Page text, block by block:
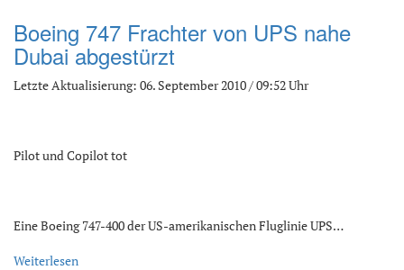
Boeing 747 Frachter von UPS nahe
Dubai abgestürzt
Letzte Aktualisierung: 06. September 2010 / 09:52 Uhr
Pilot und Copilot tot
Eine Boeing 747-400 der US-amerikanischen Fluglinie UPS…
Weiterlesen